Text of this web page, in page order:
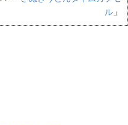
ル 」